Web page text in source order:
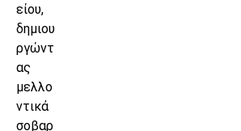
είου,
δημιου
ργώντ
ας
μελλο
ντικά
σοβαρ